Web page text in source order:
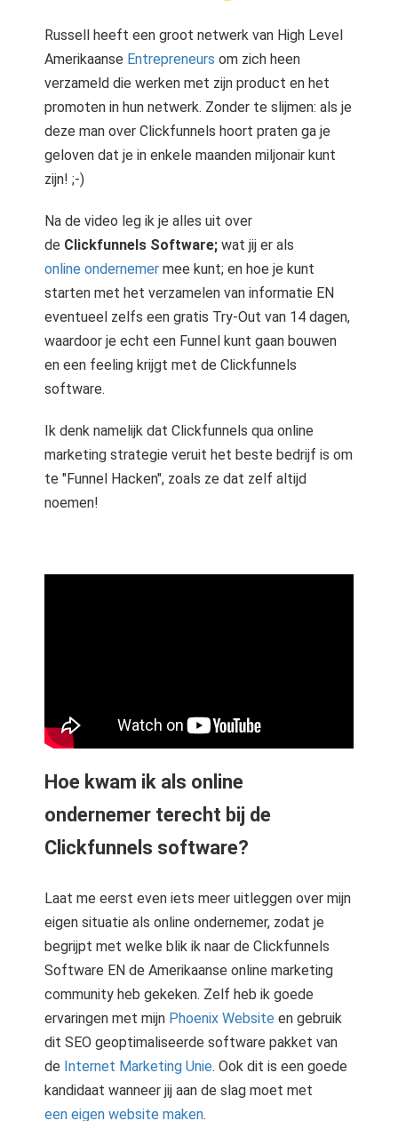
Russell heeft een groot netwerk van High Level
Amerikaanse Entrepreneurs om zich heen
verzameld die werken met zijn product en het
promoten in hun netwerk. Zonder te slijmen: als je
deze man over Clickfunnels hoort praten ga je
geloven dat je in enkele maanden miljonair kunt
zijn! ;-)
Na de video leg ik je alles uit over
de Clickfunnels Software; wat jij er als
online ondernemer mee kunt; en hoe je kunt
starten met het verzamelen van informatie EN
eventueel zelfs een gratis Try-Out van 14 dagen,
waardoor je echt een Funnel kunt gaan bouwen
en een feeling krijgt met de Clickfunnels
software.
Ik denk namelijk dat Clickfunnels qua online
marketing strategie veruit het beste bedrijf is om
te "Funnel Hacken", zoals ze dat zelf altijd
noemen!
Hoe kwam ik als online
ondernemer terecht bij de
Clickfunnels software?
Laat me eerst even iets meer uitleggen over mijn
eigen situatie als online ondernemer, zodat je
begrijpt met welke blik ik naar de Clickfunnels
Software EN de Amerikaanse online marketing
community heb gekeken. Zelf heb ik goede
ervaringen met mijn Phoenix Website en gebruik
dit SEO geoptimaliseerde software pakket van
de Internet Marketing Unie. Ook dit is een goede
kandidaat wanneer jij aan de slag moet met
een eigen website maken.